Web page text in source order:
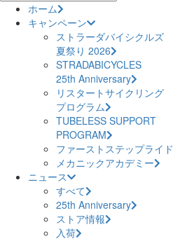
ホーム
キャンペーン
ストラーダバイシクルズ
夏祭り 2026
STRADABICYCLES
25th Anniversary
リスタートサイクリング
プログラム
TUBELESS SUPPORT
PROGRAM
ファーストステップライド
メカニックアカデミー
ニュース
すべて
25th Anniversary
ストア情報
入荷